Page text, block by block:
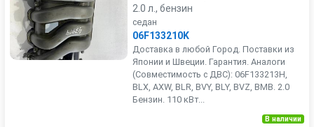
2.0 л., бензин
седан
06F133210K
Доставка в любой Город. Поставки из
Японии и Швеции. Гарантия. Аналоги
(Совместимость с ДВС): 06F133213H,
BLX, AXW, BLR, BVY, BLY, BVZ, BMB. 2.0
Бензин. 110 кВт...
В наличии